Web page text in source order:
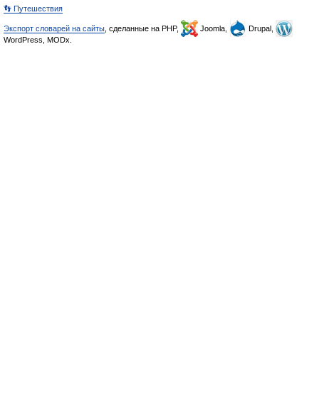
👣 Путешествия
Экспорт словарей на сайты , сделанные на PHP, Joomla,
Drupal,
WordPress, MODx.